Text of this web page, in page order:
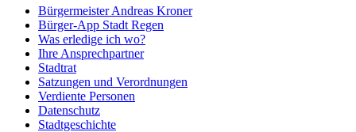
Bürgermeister Andreas Kroner
Bürger-App Stadt Regen
Was erledige ich wo?
Ihre Ansprechpartner
Stadtrat
Satzungen und Verordnungen
Verdiente Personen
Datenschutz
Stadtgeschichte